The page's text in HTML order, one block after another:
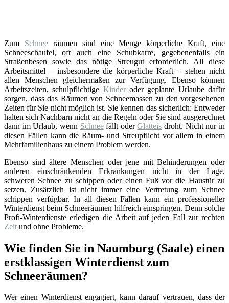
Zum Schneeräumen sind eine Menge körperliche Kraft, eine
Schneeschaufel, oft auch eine Schubkarre, gegebenenfalls ein
Straßenbesen sowie das nötige Streugut erforderlich. All diese
Arbeitsmittel – insbesondere die körperliche Kraft – stehen nicht
allen Menschen gleichermaßen zur Verfügung. Ebenso können
Arbeitszeiten, schulpflichtige Kinderoder geplante Urlaube dafür
sorgen, dass das Räumen von Schneemassen zu den vorgesehenen
Zeiten für Sie nicht möglich ist. Sie kennen das sicherlich: Entweder
halten sich Nachbarn nicht an die Regeln oder Sie sind ausgerechnet
dann im Urlaub, wenn Schneefällt oderGlatteis droht. Nicht nur in
diesen Fällen kann die Räum- und Streupflicht vor allem in einem
Mehrfamilienhaus zu einem Problem werden.
Ebenso sind ältere Menschen oder jene mit Behinderungen oder
anderen einschränkenden Erkrankungen nicht in der Lage,
schweren Schnee zu schippen oder einen Fuß vor die Haustür zu
setzen. Zusätzlich ist nicht immer eine Vertretung zum Schnee
schippen verfügbar. In all diesen Fällen kann ein professioneller
Winterdienst beim Schneeräumen hilfreich einspringen. Denn solche
Profi-Winterdienste erledigen die Arbeit auf jeden Fall zur rechten
Zeit und ohne Probleme.
Wie finden Sie in Naumburg (Saale) einen
erstklassigen Winterdienst zum
Schneeräumen?
Wer einen Winterdienst engagiert, kann darauf vertrauen, dass der